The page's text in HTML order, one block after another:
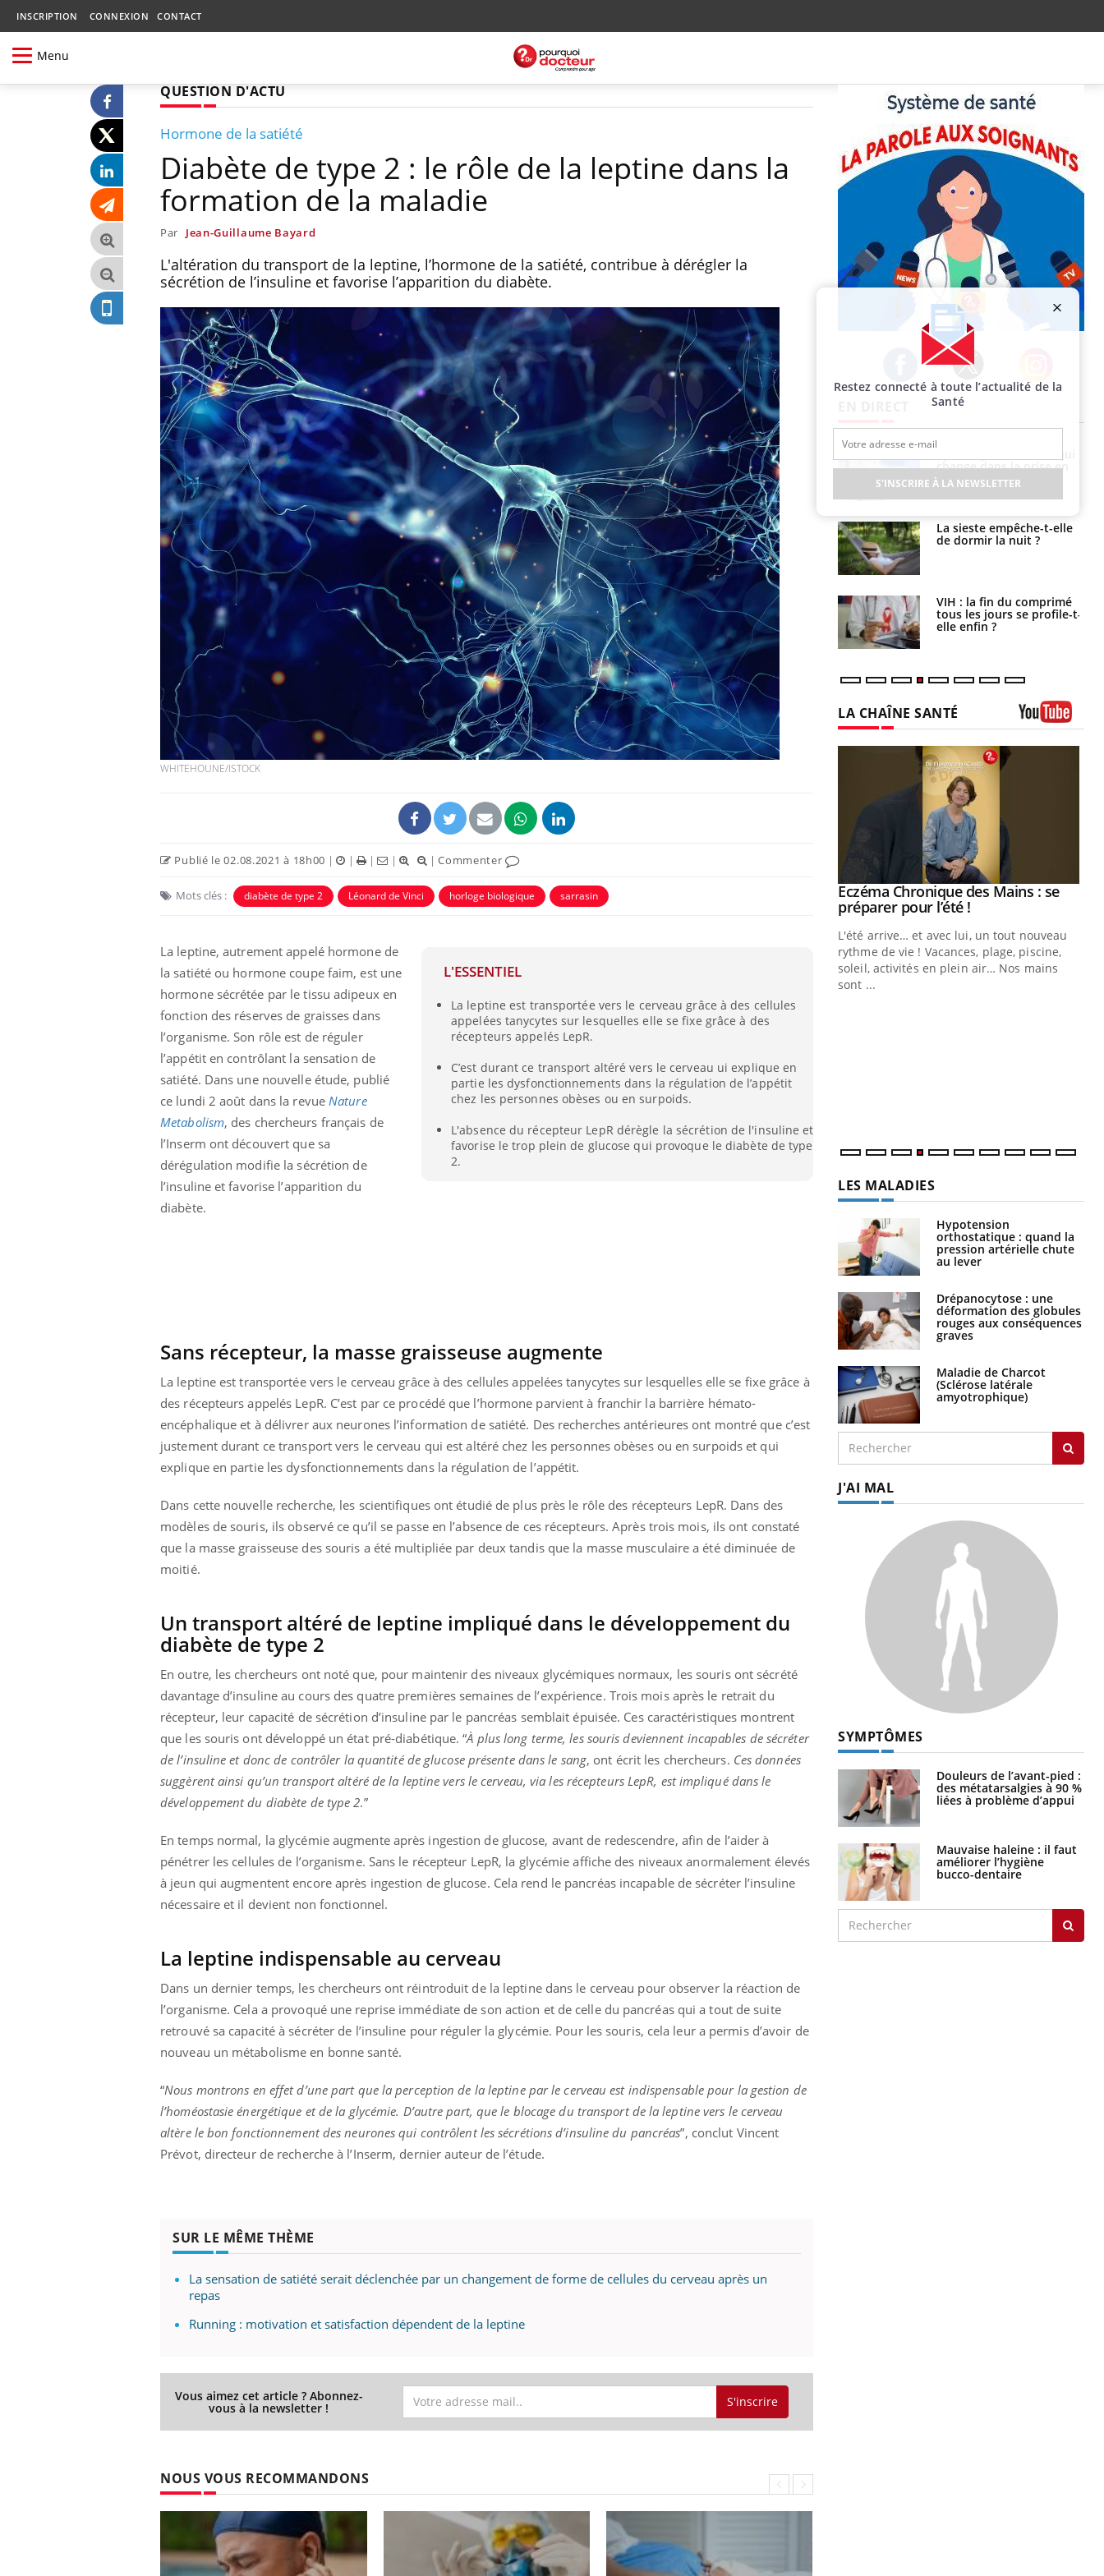
INSCRIPTION CONNEXION CONTACT
Menu
QUESTION D'ACTU
Hormone de la satiété
Diabète de type 2 : le rôle de la leptine dans la
formation de la maladie
Par Jean-Guillaume Bayard
L'altération du transport de la leptine, l’hormone de la satiété, contribue à dérégler la
sécrétion de l’insuline et favorise l’apparition du diabète.
WHITEHOUNE/ISTOCK
Publié le 02.08.2021 à 18h00 | | | | |Commenter
Mots clés : diabète de type 2 Léonard de Vinci horloge biologique sarrasin
L'ESSENTIEL
La leptine est transportée vers le cerveau grâce à des cellules
appelées tanycytes sur lesquelles elle se fixe grâce à des
récepteurs appelés LepR.
C’est durant ce transport altéré vers le cerveau ui explique en
partie les dysfonctionnements dans la régulation de l’appétit
chez les personnes obèses ou en surpoids.
L'absence du récepteur LepR dérègle la sécrétion de l'insuline et
favorise le trop plein de glucose qui provoque le diabète de type
2.
La leptine, autrement appelé hormone de
la satiété ou hormone coupe faim, est une
hormone sécrétée par le tissu adipeux en
fonction des réserves de graisses dans
l’organisme. Son rôle est de réguler
l’appétit en contrôlant la sensation de
satiété. Dans une nouvelle étude, publié
ce lundi 2 août dans la revue Nature
Metabolism, des chercheurs français de
l’Inserm ont découvert que sa
dérégulation modifie la sécrétion de
l’insuline et favorise l’apparition du
diabète.
Sans récepteur, la masse graisseuse augmente
La leptine est transportée vers le cerveau grâce à des cellules appelées tanycytes sur lesquelles elle se fixe grâce à
des récepteurs appelés LepR. C’est par ce procédé que l’hormone parvient à franchir la barrière hémato-
encéphalique et à délivrer aux neurones l’information de satiété. Des recherches antérieures ont montré que c’est
justement durant ce transport vers le cerveau qui est altéré chez les personnes obèses ou en surpoids et qui
explique en partie les dysfonctionnements dans la régulation de l’appétit.
Dans cette nouvelle recherche, les scientifiques ont étudié de plus près le rôle des récepteurs LepR. Dans des
modèles de souris, ils observé ce qu’il se passe en l’absence de ces récepteurs. Après trois mois, ils ont constaté
que la masse graisseuse des souris a été multipliée par deux tandis que la masse musculaire a été diminuée de
moitié.
Un transport altéré de leptine impliqué dans le développement du
diabète de type 2
En outre, les chercheurs ont noté que, pour maintenir des niveaux glycémiques normaux, les souris ont sécrété
davantage d’insuline au cours des quatre premières semaines de l’expérience. Trois mois après le retrait du
récepteur, leur capacité de sécrétion d’insuline par le pancréas semblait épuisée. Ces caractéristiques montrent
que les souris ont développé un état pré-diabétique. “À plus long terme, les souris deviennent incapables de sécréter
de l’insuline et donc de contrôler la quantité de glucose présente dans le sang, ont écrit les chercheurs. Ces données
suggèrent ainsi qu’un transport altéré de la leptine vers le cerveau, via les récepteurs LepR, est impliqué dans le
développement du diabète de type 2.”
En temps normal, la glycémie augmente après ingestion de glucose, avant de redescendre, afin de l’aider à
pénétrer les cellules de l’organisme. Sans le récepteur LepR, la glycémie affiche des niveaux anormalement élevés
à jeun qui augmentent encore après ingestion de glucose. Cela rend le pancréas incapable de sécréter l’insuline
nécessaire et il devient non fonctionnel.
La leptine indispensable au cerveau
Dans un dernier temps, les chercheurs ont réintroduit de la leptine dans le cerveau pour observer la réaction de
l’organisme. Cela a provoqué une reprise immédiate de son action et de celle du pancréas qui a tout de suite
retrouvé sa capacité à sécréter de l’insuline pour réguler la glycémie. Pour les souris, cela leur a permis d’avoir de
nouveau un métabolisme en bonne santé.
“Nous montrons en effet d’une part que la perception de la leptine par le cerveau est indispensable pour la gestion de
l’homéostasie énergétique et de la glycémie. D’autre part, que le blocage du transport de la leptine vers le cerveau
altère le bon fonctionnement des neurones qui contrôlent les sécrétions d’insuline du pancréas”, conclut Vincent
Prévot, directeur de recherche à l’Inserm, dernier auteur de l’étude.
SUR LE MÊME THÈME
La sensation de satiété serait déclenchée par un changement de forme de cellules du cerveau après un
repas
Running : motivation et satisfaction dépendent de la leptine
Vous aimez cet article ? Abonnez-
vous à la newsletter ! S'inscrire
NOUS VOUS RECOMMANDONS
Facebook Twitter Instagram
Comment éviter une otite
pendant les vacances ?
Hantavirus : un cas
détecté chez un touriste
en France
Mortalité infantile : un
rapport s’interroge sur
son taux élevé en France
Grossesse à risque : ce jus
naturel attire l'attention
des chercheurs
Comment oublier les
écrans en vacances ?
Toujours connectés :
comment le travail
empiète de plus en plus
sur nos soirées
Cancer colorectal : une
stratégie simple aurait
changé la donne au Pays
basque
Chikungunya, dengue,
West Nile : que se passe-
t-il dans le sud de la
France ?
Les médicaments GLP-1
protègent-ils aussi les os
change dans la prise en
charge des femmes
enceintes
La sieste empêche-t-elle
de dormir la nuit ?
VIH : la fin du comprimé
tous les jours se profile-t-
elle enfin ?
LA CHAÎNE SANTÉ
Eczéma Chronique des Mains :
expliquer ma maladieYoutube
d'autres non ! D'un côté, poser des
questions sur la maladie d'un proche c'est
Youtube
Carence en fer : comprendre pour
prévenirYoutube
même alopécie… Les symptômes de la
carence en fer sont multiples ce qui la rend
Youtube
Insuline & Charge mentale : et si on
osait en parler??
Youtube
Eczéma Chronique des Mains : se
préparer pour l’été !Youtube
L'été arrive… et avec lui, un tout nouveau
rythme de vie ! Vacances, plage, piscine,
soleil, activités en plein air… Nos mains
sont ...
LES MALADIES
Hypotension
orthostatique : quand la
pression artérielle chute
au lever
Drépanocytose : une
déformation des globules
rouges aux conséquences
graves
Maladie de Charcot
(Sclérose latérale
amyotrophique)
J'AI MAL
SYMPTÔMES
Douleurs de l’avant-pied :
des métatarsalgies à 90 %
liées à problème d’appui
Mauvaise haleine : il faut
améliorer l’hygiène
bucco-dentaire
Restez connecté à toute l’actualité de la
Santé
S'INSCRIRE À LA NEWSLETTER